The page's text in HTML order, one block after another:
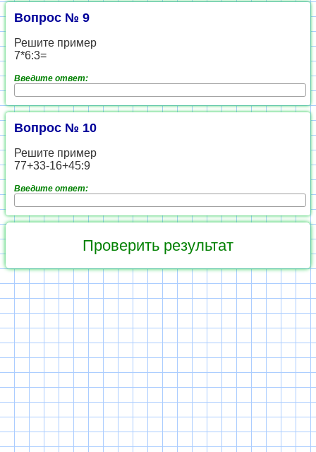
Вопрос № 9
Решите пример
7*6:3=
Введите ответ:
Вопрос № 10
Решите пример
77+33-16+45:9
Введите ответ: